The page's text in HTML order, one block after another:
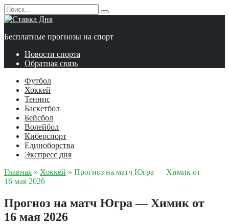
Перейти
к
содержанию
Search
for:
Бесплатные прогнозы на спорт
Новости спорта
Обратная связь
Футбол
Хоккей
Теннис
Баскетбол
Бейсбол
Волейбол
Киберспорт
Единоборства
Экспресс дня
Главная » Хоккей » Прогноз на матч Югра — Химик от
16 мая 2026
Прогноз на матч Югра — Химик от
16 мая 2026